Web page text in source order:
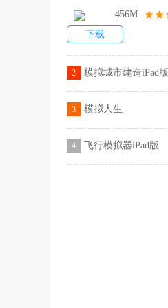
456M
下载
2 模拟城市建造iPad版
3 模拟人生
4 飞行模拟器iPad版